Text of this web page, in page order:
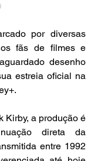
por diversas
os fãs de filmes e
desenho
estreia oficial na
Kirby, a produção é
direta da
entre 1992